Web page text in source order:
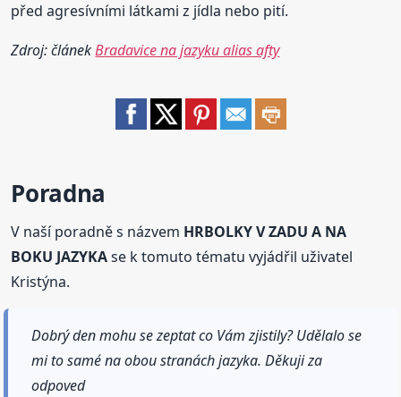
před agresívními látkami z jídla nebo pití.
Zdroj: článekBradavice na jazyku alias afty
Poradna
V naší poradně s názvem HRBOLKY V ZADU A NA
BOKU JAZYKAse k tomuto tématu vyjádřil uživatel
Kristýna.
Dobrý den mohu se zeptat co Vám zjistily? Udělalo se
mi to samé na obou stranách jazyka. Děkuji za
odpoved